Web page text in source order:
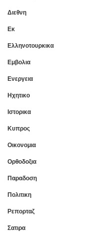
Διεθνη
Εκ
Ελληνοτουρκικα
Εμβολια
Ενεργεια
Ηχητικο
Ιστορικα
Κυπρος
Οικονομια
Ορθοδοξια
Παραδοση
Πολιτικη
Ρεπορταζ
Σατιρα